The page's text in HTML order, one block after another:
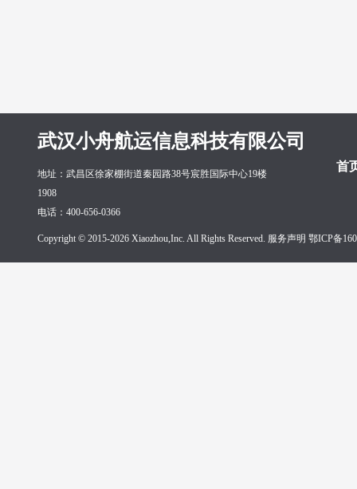
武汉小舟航运信息科技有限公司
首
地址：武昌区徐家棚街道秦园路38号宸胜国际中心19楼
1908
电话：400-656-0366
Copyright © 2015-2026 Xiaozhou,Inc. All Rights Reserved. 服务声明 鄂ICP备